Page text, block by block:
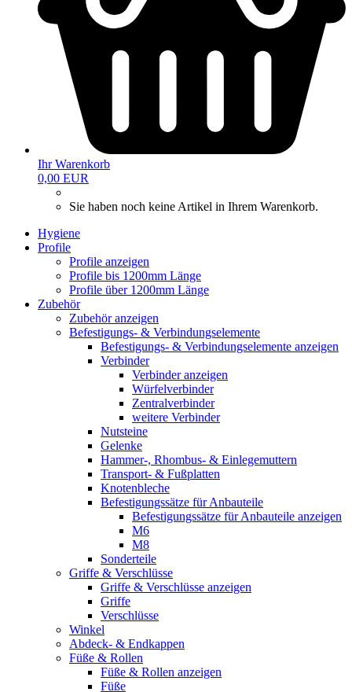
Ihr Warenkorb
0,00 EUR
Sie haben noch keine Artikel in Ihrem Warenkorb.
Hygiene
Profile
Profile anzeigen
Profile bis 1200mm Länge
Profile über 1200mm Länge
Zubehör
Zubehör anzeigen
Befestigungs- & Verbindungselemente
Befestigungs- & Verbindungselemente anzeigen
Verbinder
Verbinder anzeigen
Würfelverbinder
Zentralverbinder
weitere Verbinder
Nutsteine
Gelenke
Hammer-, Rhombus- & Einlegemuttern
Transport- & Fußplatten
Knotenbleche
Befestigungssätze für Anbauteile
Befestigungssätze für Anbauteile anzeigen
M6
M8
Sonderteile
Griffe & Verschlüsse
Griffe & Verschlüsse anzeigen
Griffe
Verschlüsse
Winkel
Abdeck- & Endkappen
Füße & Rollen
Füße & Rollen anzeigen
Füße